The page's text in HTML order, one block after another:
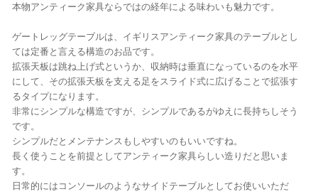
本物アンティーク家具ならではの経年による味わいも魅力です。
ゲートレッグテーブルは、イギリスアンティーク家具のテーブルとし
ては定番と言える構造のお品です。
拡張天板は跳ね上げ式というか、収納時は垂直になっているのを水平
にして、その拡張天板を支える足をスライド式に広げることで拡張す
るタイプになります。
非常にシンプルな構造ですが、シンプルであるがゆえに長持ちしそう
です。
シンプルだとメンテナンスもしやすいのもいいですね。
長く使うことを前提としてアンティーク家具らしい造りだと思いま
す。
日常的にはコンソールのようなサイドテーブルとしてお使いいただ